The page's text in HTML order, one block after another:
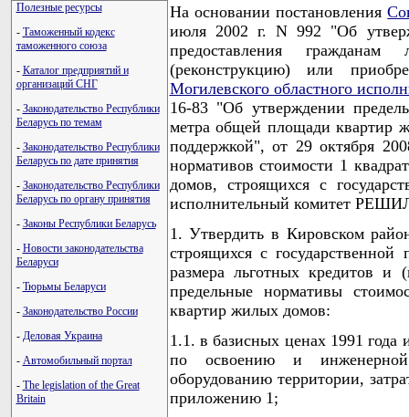
Полезные ресурсы
- Таможенный кодекс
таможенного союза
- Каталог предприятий и
организаций СНГ
- Законодательство Республики
Беларусь по темам
- Законодательство Республики
Беларусь по дате принятия
- Законодательство Республики
Беларусь по органу принятия
- Законы Республики Беларусь
- Новости законодательства
Беларуси
- Тюрьмы Беларуси
- Законодательство России
- Деловая Украина
- Автомобильный портал
- The legislation of the Great
Britain
На основании постановления
июля 2002 г. N 992 "Об
предоставления
(реконструкцию) или
Могилевского областного
16-83 "Об утверждении
метра общей площади квартир
поддержкой", от 29 октября
нормативов стоимости 1
домов, строящихся с
исполнительный комитет
1. Утвердить в Кировском
строящихся с
размера льготных кредитов и
предельные нормативы
квартир жилых домов:
1.1. в базисных ценах 1991 года
по освоению и инженерной
оборудованию территории,
приложению 1;